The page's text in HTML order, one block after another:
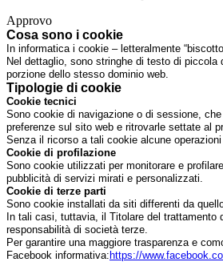
Approvo
Cosa sono i cookie
In informatica i cookie – letteralmente
Nel dettaglio, sono stringhe di testo di
porzione dello stesso dominio web.
Tipologie di cookie
Cookie tecnici
Sono cookie di navigazione o di sessione,
preferenze sul sito web e ritrovarle settate al
Senza il ricorso a tali cookie alcune
Cookie di profilazione
Sono cookie utilizzati per monitorare e
pubblicità di servizi mirati e personalizzati.
Cookie di terze parti
Sono cookie installati da siti differenti da
In tali casi, tuttavia, il Titolare del
responsabilità di società terze.
Per garantire una maggiore trasparenza e
Facebook informativa: https://